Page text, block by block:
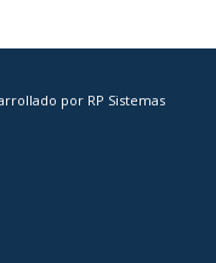
por RP Sistemas